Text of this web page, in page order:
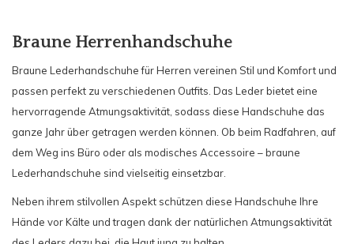
Braune Herrenhandschuhe
Braune Lederhandschuhe für Herren vereinen Stil und Komfort und
passen perfekt zu verschiedenen Outfits. Das Leder bietet eine
hervorragende Atmungsaktivität, sodass diese Handschuhe das
ganze Jahr über getragen werden können. Ob beim Radfahren, auf
dem Weg ins Büro oder als modisches Accessoire – braune
Lederhandschuhe sind vielseitig einsetzbar.
Neben ihrem stilvollen Aspekt schützen diese Handschuhe Ihre
Hände vor Kälte und tragen dank der natürlichen Atmungsaktivität